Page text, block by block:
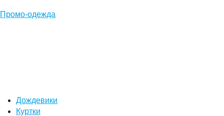
Промо-одежда
Дождевики
Куртки